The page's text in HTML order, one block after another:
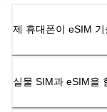
제 휴대폰이 eSIM
실물 SIM과 eSIM을